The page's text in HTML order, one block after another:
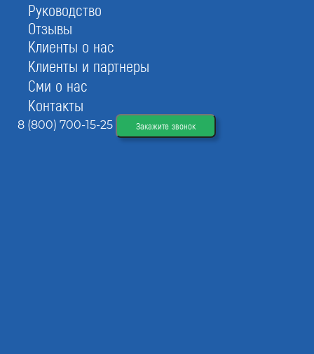
Руководство
Отзывы
Клиенты о нас
Клиенты и партнеры
Сми о нас
Контакты
8 (800) 700-15-25 Закажите звонок
Страховка
Членский взнос
Наши услуги: